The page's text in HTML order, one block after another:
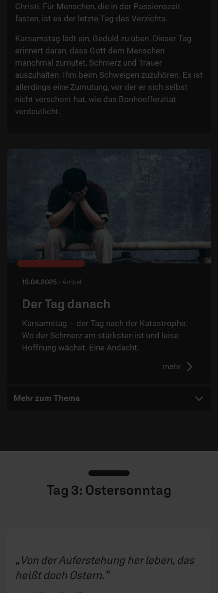
Christi. Für Menschen, die in der Passionszeit
fasten, ist es der letzte Tag des Verzichts.
Karsamstag lädt ein, Geduld zu üben. Dieser Tag
erinnert daran, dass Gott dem Menschen
manchmal zumutet, Schmerz und Trauer
auszuhalten. Ihm beim Schweigen zuzuhören. Es ist
allerdings eine Zumutung, vor der er sich selbst
nicht verschont hat, wie das Bonhoefferzitat
verdeutlicht.
19.04.2025 / Artikel
Der Tag danach
Karsamstag – der Tag nach der Katastrophe.
Wo der Schmerz am stärksten ist und leise
Hoffnung wächst. Eine Andacht.
mehr
Mehr zum Thema
Tag 3: Ostersonntag
Von der Auferstehung her leben, das
heißt doch Ostern.